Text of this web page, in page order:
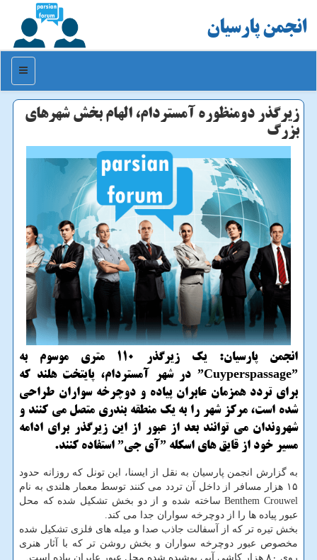
انجمن پارسیان
منو
زیرگذر دومنظوره آمستردام، الهام بخش شهرهای
بزرگ
انجمن پارسیان: یك زیرگذر 110 متری موسوم به
ˮCuyperspassageˮ در شهر آمستردام، پایتخت هلند كه
برای تردد همزمان عابران پیاده و دوچرخه سواران طراحی
شده است، مركز شهر را به یك منطقه بندری متصل می كنند و
شهروندان می توانند بعد از عبور از این زیرگذر برای ادامه
مسیر خود از قایق های اسكله ˮآی جیˮ استفاده كنند.
به گزارش انجمن پارسیان به نقل از ایسنا، این تونل كه روزانه حدود
۱۵ هزار مسافر از داخل آن تردد می كنند توسط معمار هلندی به نام
Benthem Crouwel ساخته شده و از دو بخش تشكیل شده كه محل
عبور پیاده ها را از دوچرخه سواران جدا می كند.
بخش تیره تر كه از آسفالت جاذب صدا و میله های فلزی تشكیل شده
مخصوص عبور دوچرخه سواران و بخش روشن تر كه با آثار هنری
روی ۸۰ هزار كاشی آبی پوشیده شده محل عبور عابران پیاده است.